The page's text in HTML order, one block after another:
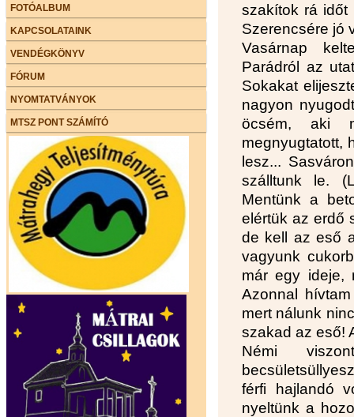
FOTÓALBUM
KAPCSOLATAINK
VENDÉGKÖNYV
FÓRUM
NYOMTATVÁNYOK
MTSZ PONT SZÁMÍTÓ
szakítok rá időt
Szerencsére jó
Vasárnap
Parádról az
Sokakat
nagyon
öcsém, aki
megnyugtatott,
lesz...
szálltunk le.
Mentünk a
elértük az erdő
de kell az eső
vagyunk
már egy ideje,
Azonnal
mert nálunk
szakad az eső!
Némi
férfi hajlandó
nyeltünk a